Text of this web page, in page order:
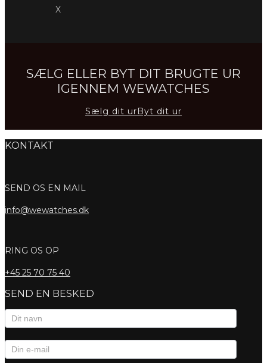
X
SÆLG ELLER BYT DIT BRUGTE UR
IGENNEM WEWATCHES
Sælg dit urByt dit ur
KONTAKT
SEND OS EN MAIL
info@wewatches.dk
RING OS OP
+45 25 70 75 40
SEND EN BESKED
Kontaktformular